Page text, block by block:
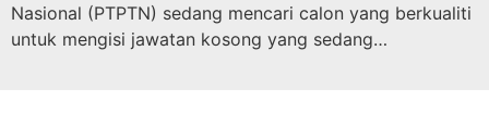
Nasional (PTPTN) sedang mencari calon yang berkualiti
untuk mengisi jawatan kosong yang sedang…